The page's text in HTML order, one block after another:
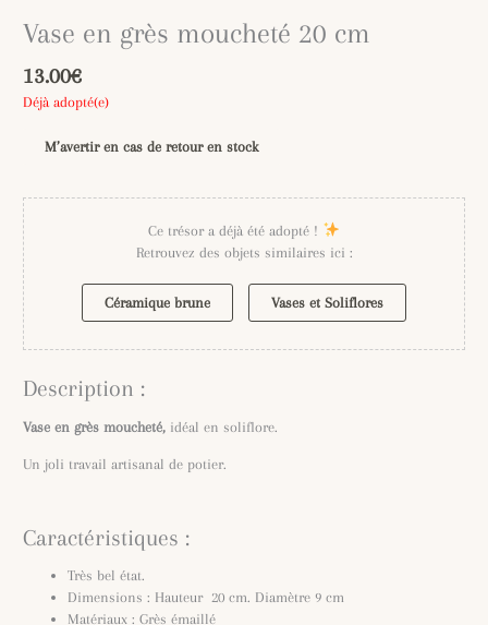
Vase en grès moucheté 20 cm
13.00€
Déjà adopté(e)
M’avertir en cas de retour en stock
Ce trésor a déjà été adopté !
Retrouvez des objets similaires ici :
Céramique brune Vases et Soliflores
Description :
Vase en grès moucheté, idéal en soliflore.
Un joli travail artisanal de potier.
Caractéristiques :
Très bel état.
Dimensions : Hauteur 20 cm. Diamètre 9 cm
Matériaux : Grès émaillé